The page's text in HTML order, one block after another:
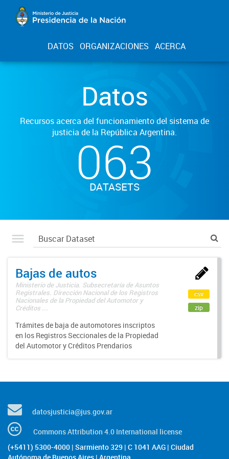
DATOS ORGANIZACIONES ACERCA
Datos
Recursos acerca del funcionamiento del sistema de
justicia de la República Argentina.
063
DATASETS
Bajas de autos
Ministerio de Justicia. Subsecretaría de Asuntos
Registrales. Dirección Nacional de los Registros
Nacionales de la Propiedad del Automotor y
Créditos ...
Trámites de baja de automotores inscriptos
en los Registros Seccionales de la Propiedad
del Automotor y Créditos Prendarios
csv
zip
datosjusticia@jus.gov.ar
Commons Attribution 4.0 International license
(+5411) 5300-4000 | Sarmiento 329 | C 1041 AAG | Ciudad